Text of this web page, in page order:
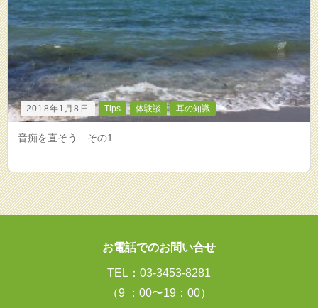
2018年1月8日 Tips 体験談 耳の知識
音痴を直そう その1
お電話でのお問い合せ
TEL：03-3453-8281
（9 ：00〜19：00）